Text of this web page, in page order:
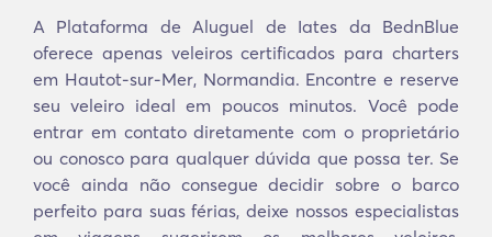
A Plataforma de Aluguel de Iates da BednBlue
oferece apenas veleiros certificados para charters
em Hautot-sur-Mer, Normandia. Encontre e reserve
seu veleiro ideal em poucos minutos. Você pode
entrar em contato diretamente com o proprietário
ou conosco para qualquer dúvida que possa ter. Se
você ainda não consegue decidir sobre o barco
perfeito para suas férias, deixe nossos especialistas